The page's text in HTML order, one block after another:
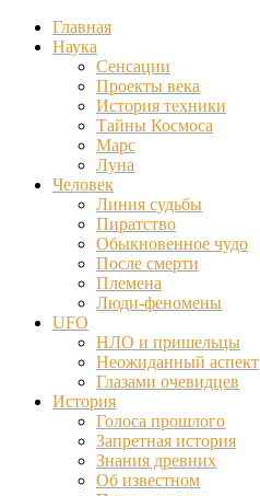
Главная
Наука
Сенсации
Проекты века
История техники
Тайны Космоса
Марс
Луна
Человек
Линия судьбы
Пиратство
Обыкновенное чудо
После смерти
Племена
Люди-феномены
UFO
НЛО и пришельцы
Неожиданный аспект
Глазами очевидцев
История
Голоса прошлого
Запретная история
Знания древних
Об известном